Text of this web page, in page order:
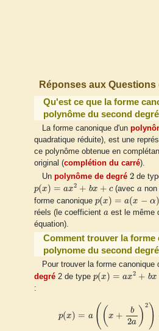
Réponses aux Questions
Qu'est ce que la forme
polynôme du second
La forme canonique d'un
quadratique réduite), est une
ce polynôme obtenue en
original (complétion du carré).
Un polynôme de degré 2
2de
p(x) = ax2 + bx + c
( ) =a 2 +b +c
(aveca
a non
forme canonique p(x) = a(x − α)
( ) a − β
réels (le coefficient a
a est le même
équation).
Comment trouver la forme
polynome du second
Pour trouver la forme canonique
degré 2 de type p(x) = ax2 + bx
( ) +b +c
:
p(x) = a ((x +
b
2a ) 2 )
=a (( )2 )+